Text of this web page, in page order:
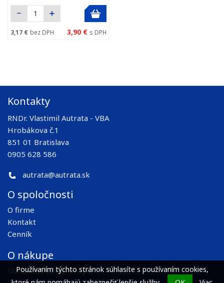
3,17 € bez DPH 3,90 € s DPH
Kontakty
RNDr. Vlastimil Autrata - VBA
Hrobákova č.1
851 01 Bratislava
0905 628 586
autrata@autrata.sk
O spoločnosti
O firme
Kontakt
Cenník
O nákupe
Obchodné podmienky
Používaním týchto stránok súhlasíte s používaním cookies,